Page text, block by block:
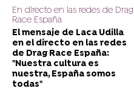
En directo en las redes de Drag
Race España
El mensaje de Laca Udilla
en el directo en las redes
de Drag Race España:
"Nuestra cultura es
nuestra, España somos
todas"